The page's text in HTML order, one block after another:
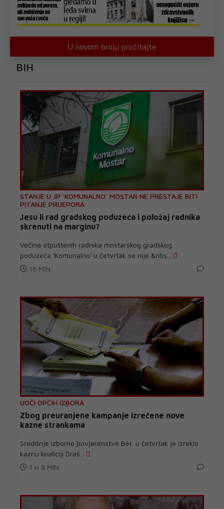
U novom broju pročitajte
BIH
STANJE U JP 'KOMUNALNO' MOSTAR NE PRESTAJE BITI
PITANJE PRIJEPORA
Jesu li rad gradskog poduzeća i položaj radnika
skrenuti na marginu?
Većina otpuštenih radnika mostarskog gradskog
poduzeća 'Komunalno' u četvrtak se nije &nbs...
16 MIN
UOČI OPĆIH IZBORA
Zbog preuranjene kampanje izrečene nove
kazne strankama
Središnje izborno povjerenstvo BiH u četvrtak je izreklo
kaznu koaliciji Draš...
1 H 9 MIN